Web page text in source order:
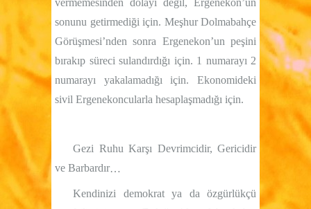
sonunu getirmediği için. Meşhur Dolmabahçe
Görüşmesi’nden sonra Ergenekon’un peşini
bırakıp süreci sulandırdığı için. 1 numarayı 2
numarayı yakalamadığı için. Ekonomideki
sivil Ergenekoncularla hesaplaşmadığı için.
Gezi Ruhu Karşı Devrimcidir, Gericidir
ve Barbardır…
Kendinizi demokrat ya da özgürlükçü